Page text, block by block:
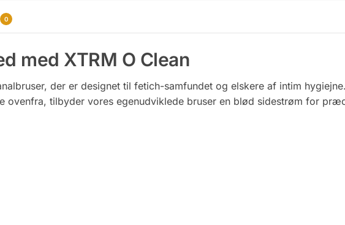
0
med XTRM O Clean
der er designet til fetich-samfundet og elskere af intim
ovenfra, tilbyder vores egenudviklede bruser en blød sidestrøm for